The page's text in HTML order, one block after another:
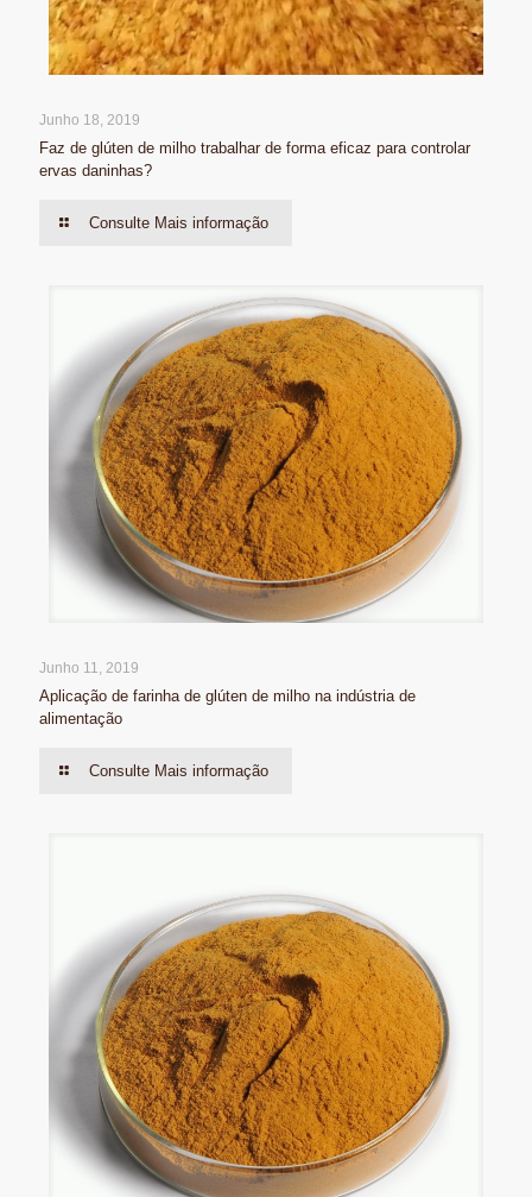
Junho 18, 2019
Faz de glúten de milho trabalhar de forma eficaz para controlar
ervas daninhas?
Consulte Mais informação
Junho 11, 2019
Aplicação de farinha de glúten de milho na indústria de
alimentação
Consulte Mais informação